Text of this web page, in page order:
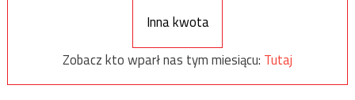
Inna kwota
Zobacz kto wparł nas tym miesiącu: Tutaj